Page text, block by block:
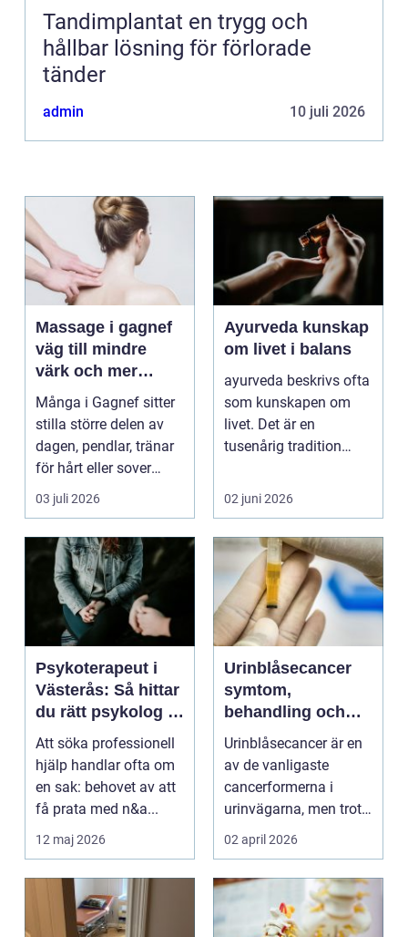
Tandimplantat en trygg och
hållbar lösning för förlorade
tänder
admin 10 juli 2026
Massage i gagnef
väg till mindre
värk och mer
vardagsenergi
Många i Gagnef sitter
stilla större delen av
dagen, pendlar, tränar
för hårt eller sover
dåligt. Axl...
03 juli 2026
Ayurveda kunskap
om livet i balans
ayurveda beskrivs ofta
som kunskapen om
livet. Det är en
tusenårig tradition
kropp,...
02 juni 2026
Psykoterapeut i
Västerås: Så hittar
du rätt psykolog i
Västerås för
samtal och terapi
Att söka professionell
hjälp handlar ofta om
en sak: behovet av att
få prata med n&a...
12 maj 2026
Urinblåsecancer
symtom,
behandling och
livet efter
diagnosen
Urinblåsecancer är en
av de vanligaste
cancerformerna i
urinvägarna, men trots
det hamnar den ofta
02 april 2026